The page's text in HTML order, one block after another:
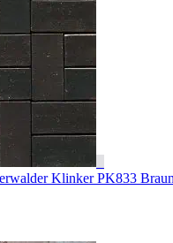
Klinker PK833